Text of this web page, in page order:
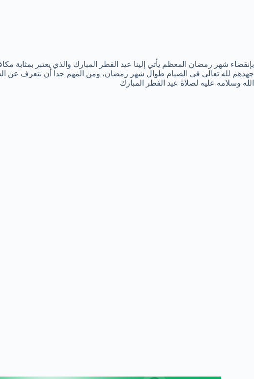
بإنقضاء شهر رمضان المعظم يأتي إلينا عيد الفطر المبارك والذي يعتبر بمثابة
جهدهم لله تعالى في الصيام طوال شهر رمضان، ومن المهم جدا أن نتعرف عن
الله وسلامه عليه لصلاة عيد الفطر المبارك